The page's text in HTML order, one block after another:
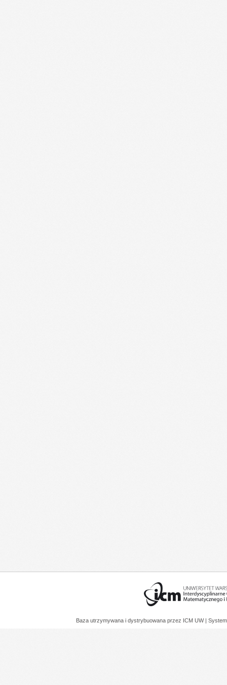
Baza utrzymywana i dystrybuowana przez ICM UW |